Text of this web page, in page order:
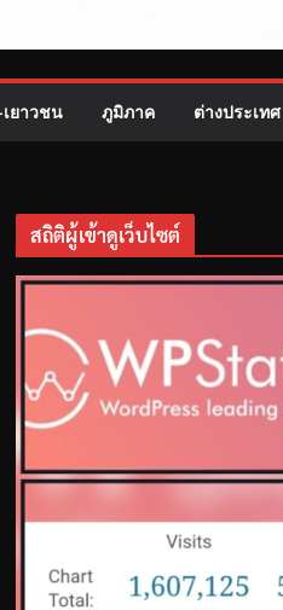
ยาวชน ภูมิภาค ต่างประเทศ
สถิติผู้เข้าดูเว็บไซต์